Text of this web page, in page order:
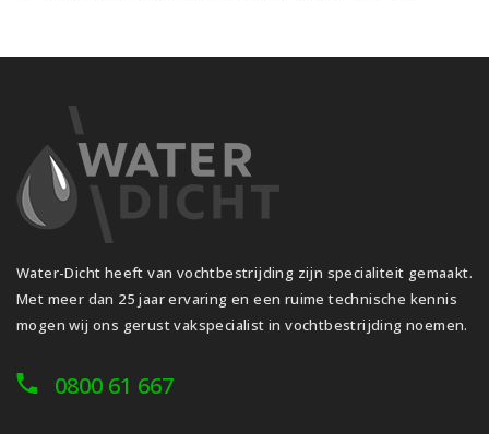
Water-Dicht heeft van vochtbestrijding zijn specialiteit gemaakt.
Met meer dan 25 jaar ervaring en een ruime technische kennis
mogen wij ons gerust vakspecialist in vochtbestrijding noemen.
0800 61 667